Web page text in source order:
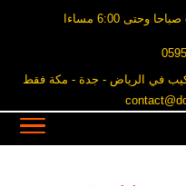
في الرياض - جدة - مكة فقط